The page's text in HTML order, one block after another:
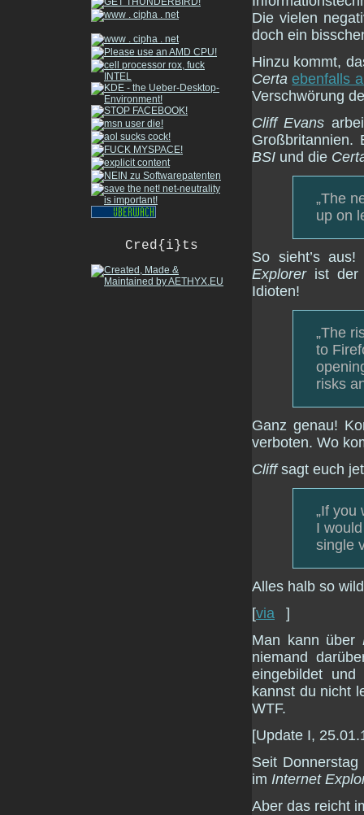
Cred{i}ts
Die vielen
doch ein
Hinzu kommt,
Certa ebenfalls
Verschwörung
Cliff Evans
BSI und die
„The
up on
So sieht’s
Explorerist der
Idioten!
„The
to
risks
Ganz genau!
verboten. Wo
Cliffsagt euch
„If you
I
single
Alles halb so
[via
]
Man kann über
niemand
eingebildet und
kannst du nicht
WTF.
[Update I,
Seit
im Internet
Aber das reicht